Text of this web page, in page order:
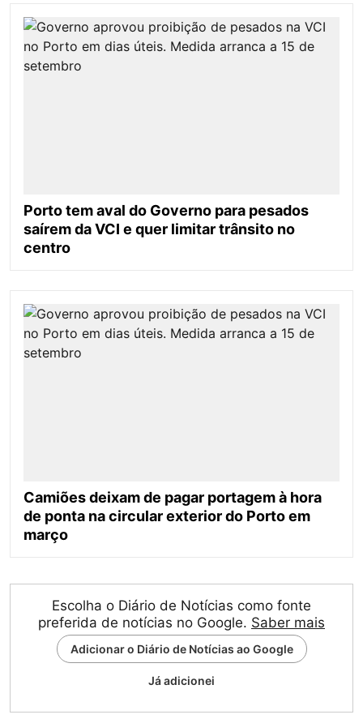
Porto tem aval do Governo para pesados
saírem da VCI e quer limitar trânsito no
centro
Camiões deixam de pagar portagem à hora
de ponta na circular exterior do Porto em
março
Escolha o Diário de Notícias como fonte
preferida de notícias no Google. Saber mais
Adicionar o Diário de Notícias ao Google
Já adicionei